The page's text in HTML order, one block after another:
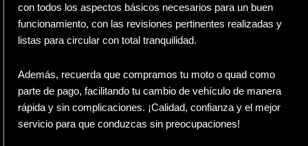
con todos los aspectos básicos necesarios para un buen
funcionamiento, con las revisiones pertinentes realizadas y
listas para circular con total tranquilidad.
Además, recuerda que compramos tu moto o quad como
parte de pago, facilitando tu cambio de vehículo de manera
rápida y sin complicaciones. ¡Calidad, confianza y el mejor
servicio para que conduzcas sin preocupaciones!